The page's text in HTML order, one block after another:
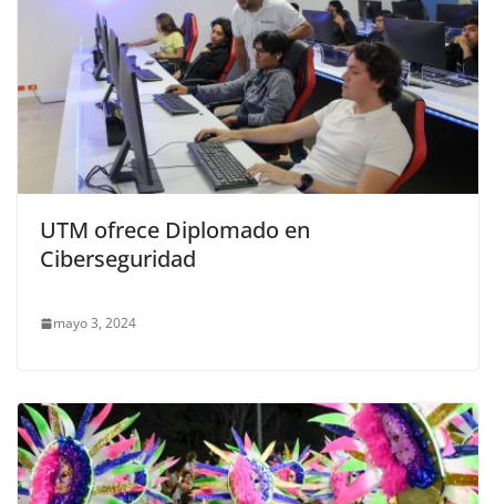
UTM ofrece Diplomado en
Ciberseguridad
mayo 3, 2024